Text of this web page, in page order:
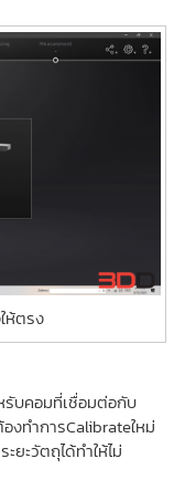
ห้ตรง
รับคอมที่เชื่อมต่อกับ
งทำการCalibrateใหม่
ยะวัตถุได้ทำให้ไม่